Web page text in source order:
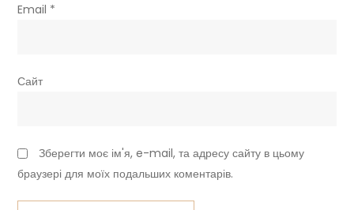
Email *
Сайт
Зберегти моє ім'я, e-mail, та адресу сайту в цьому
браузері для моїх подальших коментарів.